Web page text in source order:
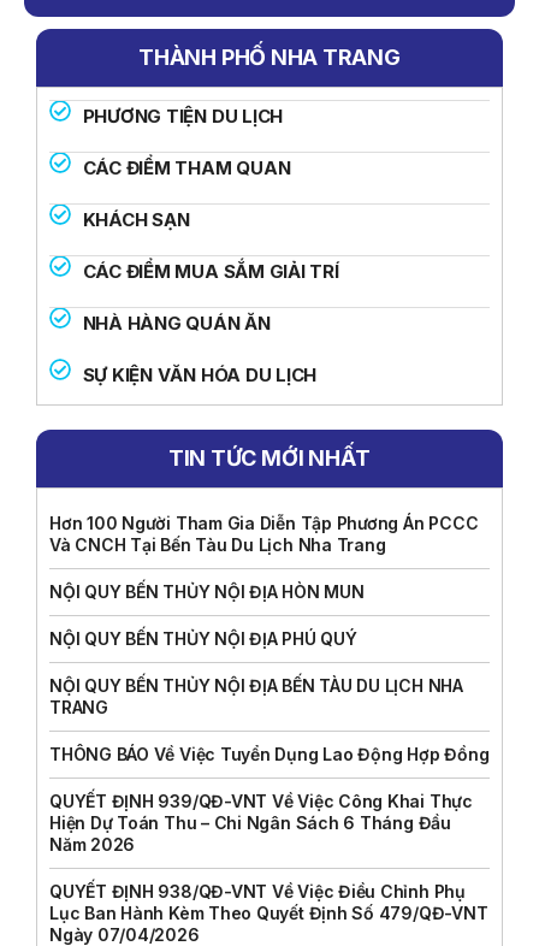
THÀNH PHỐ NHA TRANG
PHƯƠNG TIỆN DU LỊCH
CÁC ĐIỂM THAM QUAN
KHÁCH SẠN
CÁC ĐIỂM MUA SẮM GIẢI TRÍ
NHÀ HÀNG QUÁN ĂN
SỰ KIỆN VĂN HÓA DU LỊCH
TIN TỨC MỚI NHẤT
Hơn 100 Người Tham Gia Diễn Tập Phương Án PCCC
Và CNCH Tại Bến Tàu Du Lịch Nha Trang
NỘI QUY BẾN THỦY NỘI ĐỊA HÒN MUN
NỘI QUY BẾN THỦY NỘI ĐỊA PHÚ QUÝ
NỘI QUY BẾN THỦY NỘI ĐỊA BẾN TÀU DU LỊCH NHA
TRANG
THÔNG BÁO Về Việc Tuyển Dụng Lao Động Hợp Đồng
QUYẾT ĐỊNH 939/QĐ-VNT Về Việc Công Khai Thực
Hiện Dự Toán Thu – Chi Ngân Sách 6 Tháng Đầu
Năm 2026
QUYẾT ĐỊNH 938/QĐ-VNT Về Việc Điều Chỉnh Phụ
Lục Ban Hành Kèm Theo Quyết Định Số 479/QĐ-VNT
Ngày 07/04/2026